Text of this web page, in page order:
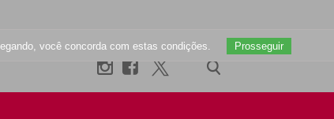
você concorda com estas condições. Prosseguir